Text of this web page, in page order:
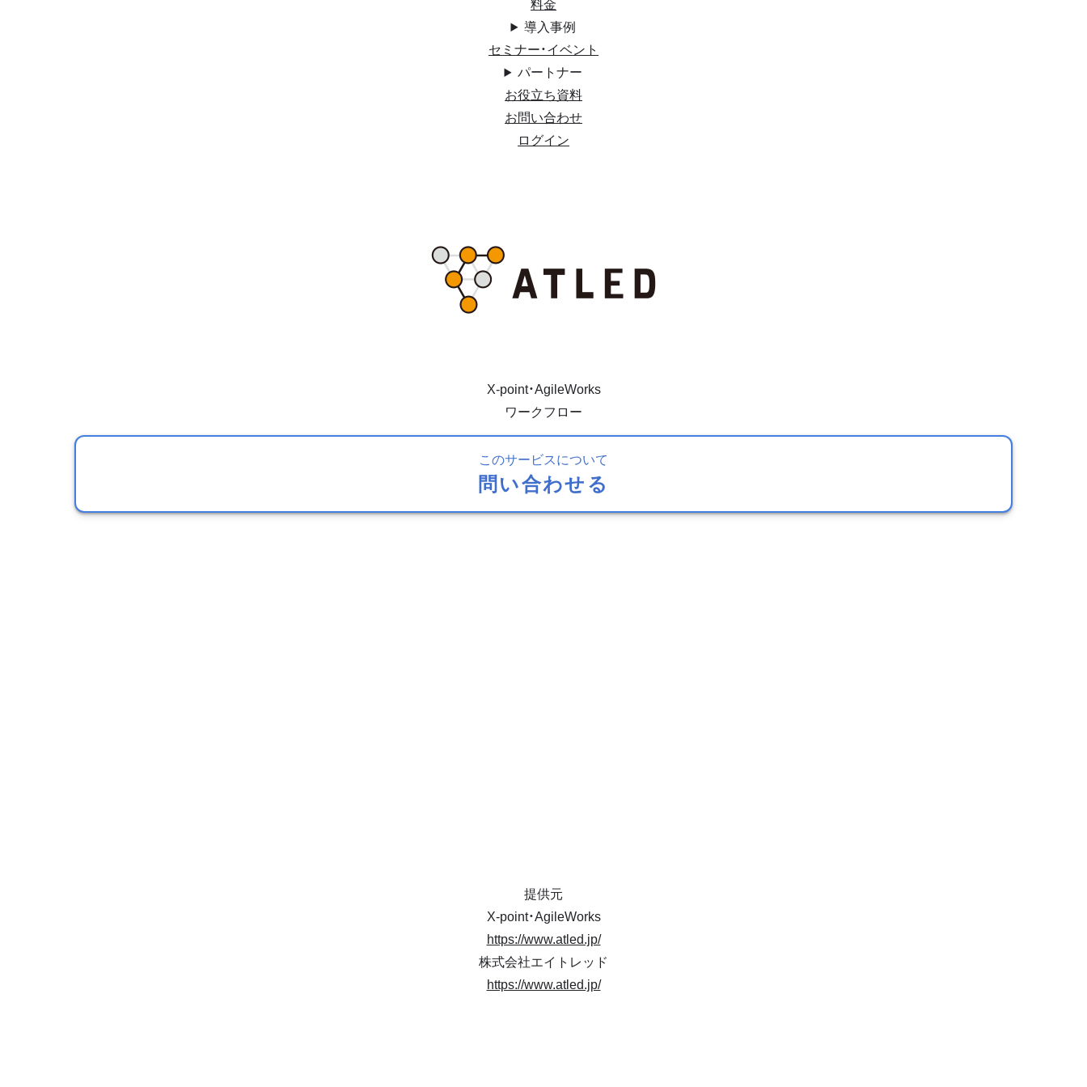
導入事例
セミナー・イベント
パートナー
お役立ち資料
お問い合わせ
ログイン
X-point・AgileWorks
ワークフロー
このサービスについて
問い合わせる
提供元
X-point・AgileWorks
https://www.atled.jp/
株式会社エイトレッド
https://www.atled.jp/